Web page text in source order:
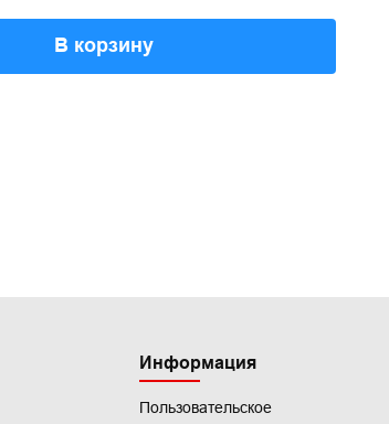
В корзину
Информация
Пользовательское